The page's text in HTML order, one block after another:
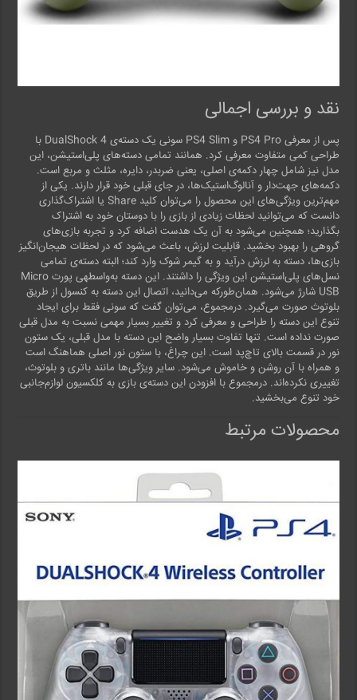
نقد و بررسی اجمالی
پس از معرفی PS4 Pro و PS4 Slim سونی یک دسته‌ی DualShock 4 با
طراحی کمی متفاوت معرفی کرد. همانند تمامی دسته‌های پلی‌استیشن، این
مدل نیز شامل چهار دکمه‌ی اصلی، یعنی ضربدر، دایره، مثلث و مربع است.
دکمه‌های جهت‌دار و آنالوگ‌استیک‌ها، در جای قبلی خود قرار دارند. یکی از
مهم‌ترین ویژگی‌های این محصول را می‌توان کلید Share یا اشتراک‌گذاری
دانست که می‌توانید لحظات زیادی از بازی را با دوستان خود به اشتراک
بگذارید؛ همچنین می‌شود به آن‌ یک هدست اضافه کرد و تجربه بازی‌های
گروهی را بهبود بخشید. قابلیت لرزش، باعث می‌شود که در لحظات هیجان‌انگیز
بازی‌ها، دسته به لرزش درآید و به گیمر شوک وارد کند؛ البته دسته‌ی تمامی
نسل‌های پلی‌استیشن این ویژگی را داشتند. این دسته به‌واسطه‎ی پورت Micro
USB شارژ می‌شود. همان‌طورکه می‌دانید، اتصال این دسته به کنسول از طریق
بلوتوث صورت می‌گیرد. درمجموع، می‌‎توان گفت که سونی فقط برای ایجاد
تنوع این دسته را طراحی و معرفی کرد و تغییر بسیار مهمی نسبت به مدل قبلی
صورت نداده ‌است. تنها تفاوت بسیار واضح این دسته با مدل قبلی، یک ستون
نور در قسمت بالای تاچ‌پد است. این چراغ، با ستون نور اصلی هماهنگ است
و همراه با آن روشن و خاموش می‌شود. سایر ویژگی‌ها مانند باتری و بلوتوث،
تغییری نکرده‌اند. درمجموع با افزودن این دسته‌ی بازی به کلکسیون لوازم‌جانبی
خود تنوع می‌بخشید.
محصولات مرتبط